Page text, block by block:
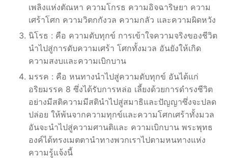
เพลิงแห่งตัณหา ความโกรธ ความอิจฉาริษยา ความ
เศร้าโศก ความวิตกกังวล ความกลัว และความผิดหวัง
นิโรธ : คือ ความดับทุกข์ การเข้าใจความจริงของชีวิต
นำไปสู่การดับความเศร้า โศกทั้งมวล อันยังให้เกิด
ความสงบและความเบิกบาน
มรรค : คือ หนทางนำไปสู่ความดับทุกข์ อันได้แก่
อริยมรรค 8 ซึ่งได้รับการหล่อ เลี้ยงด้วยการดำรงชีวิต
อย่างมีสติความมีสตินำไปสู่สมาธิและปัญญาซึ่งจะปลด
ปล่อย ให้พ้นจากความทุกข์และความโศกเศร้าทั้งมวล
อันจะนำไปสู่ความศานติและ ความเบิกบาน พระพุทธ
องค์ได้ทรงเมตตานำทางพวกเราไปตามหนทางแห่ง
ความรู้แจ้งนี้